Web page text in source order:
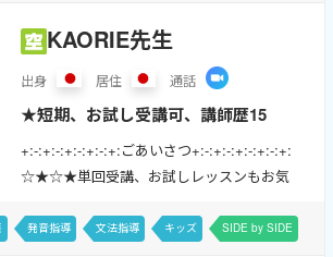
KAORIE先生
出身 居住 通話
★短期、お試し受講可、講師歴15
年以上、発音指導、こども英語、英
検、不登校サポート、 中学/高校英
スピコン、英語劇、プレゼン、洋
+:-:+:-:+:-:+:-:+:ごあいさつ+:-:+:-:+:-:+:-:+:
☆★☆★単回受講、お試しレッスンもお気
☆★☆★季節のテーマ、プレゼン、...
発音指導 文法指導 キッズ SIDE by SIDE